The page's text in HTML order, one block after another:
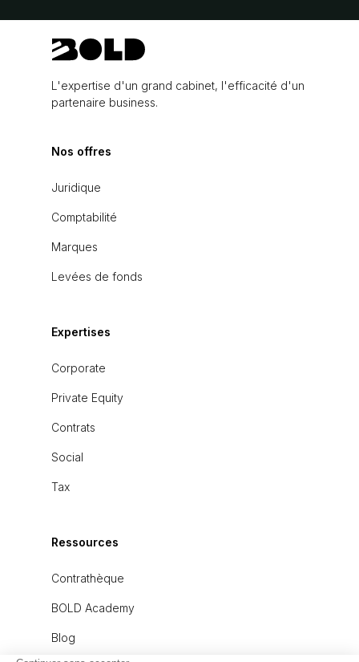
L'expertise d'un grand cabinet, l'efficacité d'un
partenaire business.
Nos offres
Juridique
Comptabilité
Marques
Levées de fonds
Expertises
Corporate
Private Equity
Contrats
Social
Tax
Ressources
Contrathèque
BOLD Academy
Blog